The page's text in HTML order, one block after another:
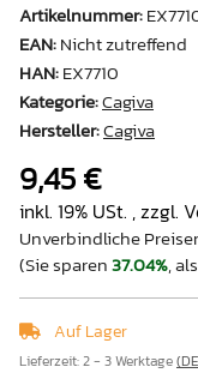
Artikelnummer:
EAN:Nicht zutreffend
HAN:EX7710
Kategorie:Cagiva
Hersteller:Cagiva
9,45 €
inkl. 19% USt. , zzgl.
Unverbindliche
(Sie sparen37.04%,
Auf Lager
Lieferzeit:2 - 3 Werktage